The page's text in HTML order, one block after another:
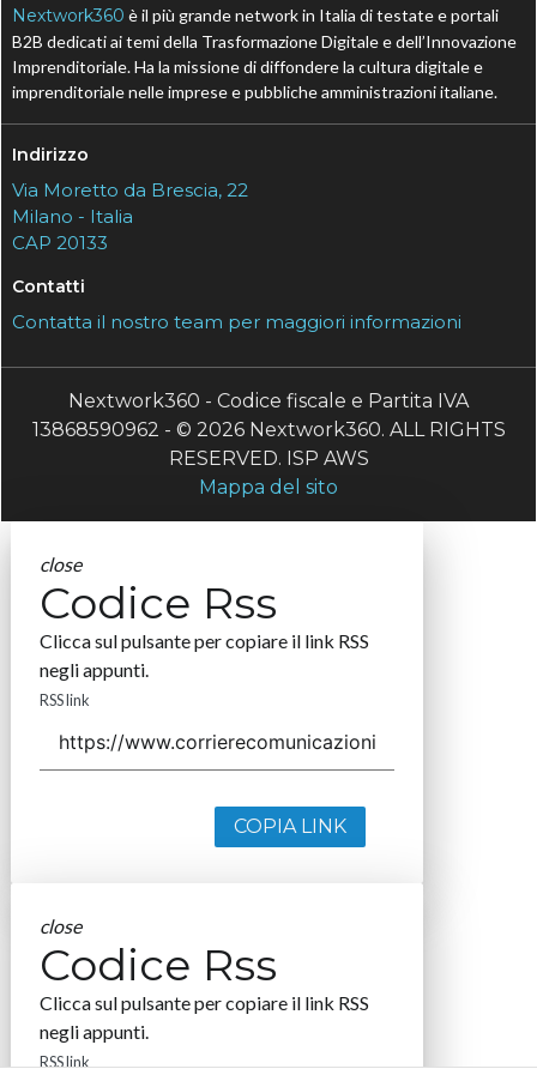
Nextwork360 è il più grande network in Italia di testate e portali
B2B dedicati ai temi della Trasformazione Digitale e dell’Innovazione
Imprenditoriale. Ha la missione di diffondere la cultura digitale e
imprenditoriale nelle imprese e pubbliche amministrazioni italiane.
Indirizzo
Via Moretto da Brescia, 22
Milano - Italia
CAP 20133
Contatti
Contatta il nostro team per maggiori informazioni
Nextwork360 - Codice fiscale e Partita IVA
13868590962 - © 2026 Nextwork360. ALL RIGHTS
RESERVED. ISP AWS
Mappa del sito
close
Codice Rss
Clicca sul pulsante per copiare il link RSS
negli appunti.
RSS link
COPIA LINK
close
Codice Rss
Clicca sul pulsante per copiare il link RSS
negli appunti.
RSS link